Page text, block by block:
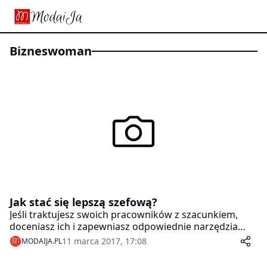
bizneswoman
Jak stać się lepszą szefową?
Jeśli traktujesz swoich pracowników z szacunkiem,
doceniasz ich i zapewniasz odpowiednie narzędzia
pracy tak, aby odnieśli sukces, bądź pewna, że wkrótce
zobaczysz efekty. W postaci zwiększonej wydajności
MODAIJA.PL11 marca 2017, 17:08